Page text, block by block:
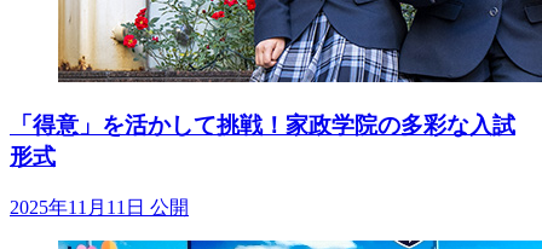
「得意」を活かして挑戦！家政学院の多彩な入試
形式
2025年11月11日 公開